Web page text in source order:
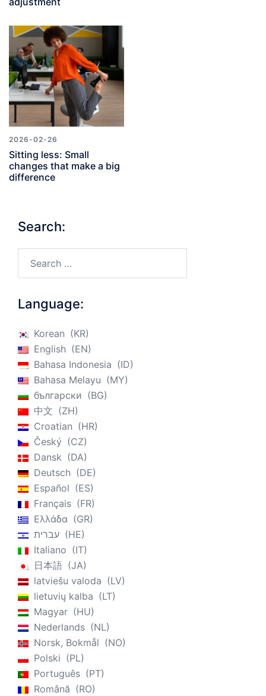
2026-02-26
Sitting less: Small
changes that make a big
difference
Search:
Language:
Korean
KR
English
EN
Bahasa Indonesia
ID
Bahasa Melayu
MY
български
BG
中文
ZH
Croatian
HR
Český
CZ
Dansk
DA
Deutsch
DE
Español
ES
Français
FR
Ελλάδα
GR
עברית
HE
Italiano
IT
日本語
JA
latviešu valoda
LV
lietuvių kalba
LT
Magyar
HU
Nederlands
NL
Norsk, Bokmål
NO
Polski
PL
Português
PT
Română
RO